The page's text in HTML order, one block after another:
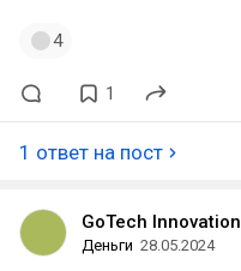
4
1
1 ответ на пост
GoTech Innovation
Деньги 28.05.2024